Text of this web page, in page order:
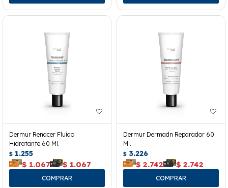
Dermur Renacer Fluído
Hidratante 60 Ml.
$ 1.255
$ 1.067 $ 1.067
Dermur Dermadn Reparador 60
Ml.
$ 3.226
$ 2.742 $ 2.742